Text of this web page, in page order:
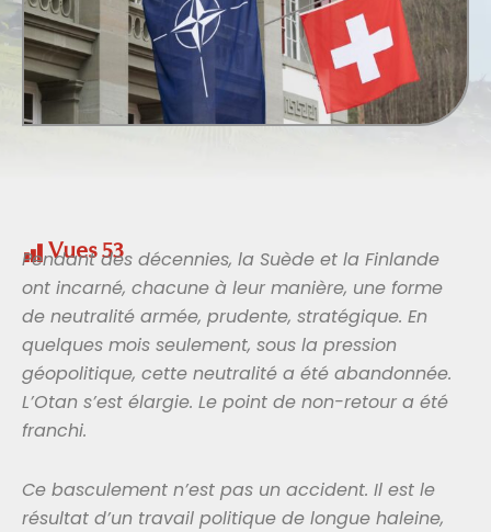
Vues53
Pendant des décennies, la Suède et la Finlande
ont incarné, chacune à leur manière, une forme
de neutralité armée, prudente, stratégique. En
quelques mois seulement, sous la pression
géopolitique, cette neutralité a été abandonnée.
L’Otan s’est élargie. Le point de non-retour a été
franchi.
Ce basculement n’est pas un accident. Il est le
résultat d’un travail politique de longue haleine,